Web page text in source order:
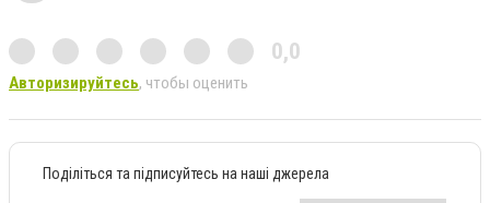
0,0
Авторизируйтесь, чтобы оценить
Поділіться та підписуйтесь на наші джерела